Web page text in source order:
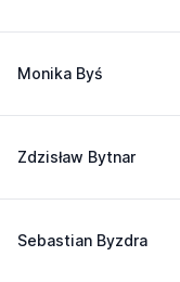
Monika Byś
Zdzisław Bytnar
Sebastian Byzdra